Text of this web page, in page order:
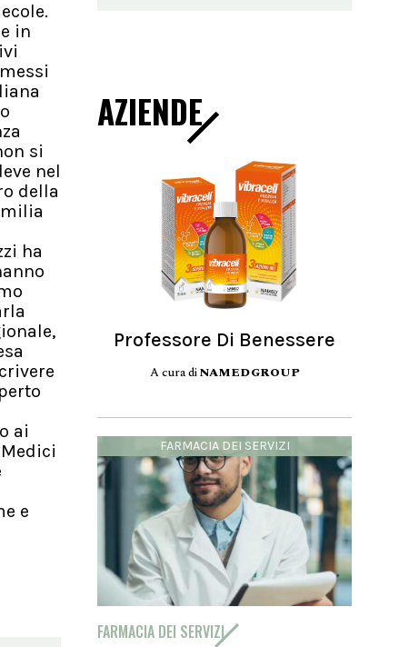
in
si
nel
della
ha
ai
e
AZIENDE
Professore Di Benessere
A cura diNAMEDGROUP
FARMACIA DEI SERVIZI
FARMACIA DEI SERVIZI